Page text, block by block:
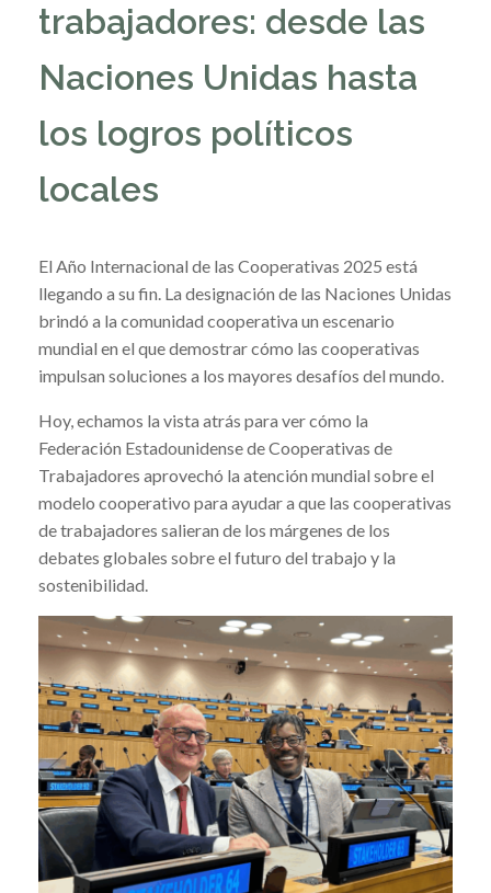
trabajadores: desde las
Naciones Unidas hasta
los logros políticos
locales
El Año Internacional de las Cooperativas 2025 está
llegando a su fin. La designación de las Naciones Unidas
brindó a la comunidad cooperativa un escenario
mundial en el que demostrar cómo las cooperativas
impulsan soluciones a los mayores desafíos del mundo.
Hoy, echamos la vista atrás para ver cómo la
Federación Estadounidense de Cooperativas de
Trabajadores aprovechó la atención mundial sobre el
modelo cooperativo para ayudar a que las cooperativas
de trabajadores salieran de los márgenes de los
debates globales sobre el futuro del trabajo y la
sostenibilidad.